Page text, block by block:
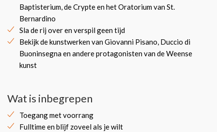
Baptisterium, de Crypte en het Oratorium van St.
Bernardino
Sla de rij over en verspil geen tijd
Bekijk de kunstwerken van Giovanni Pisano, Duccio di
Buoninsegna en andere protagonisten van de Weense
kunst
Wat is inbegrepen
Toegang met voorrang
Fulltime en blijf zoveel als je wilt